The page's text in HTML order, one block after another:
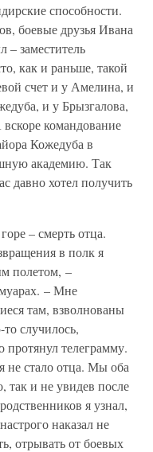
способности.
боевые друзья Ивана
– заместитель
как и раньше, такой
счет и у Амелина, и
и у Брызгалова,
командование
Кожедуба в
академию. Так
давно хотел получить
– смерть отца.
в полк я
полетом, –
– Мне
там, взволнованы
случилось,
телеграмму.
не стало отца. Мы оба
так и не увидев после
я узнал,
наказал не
отрывать от боевых